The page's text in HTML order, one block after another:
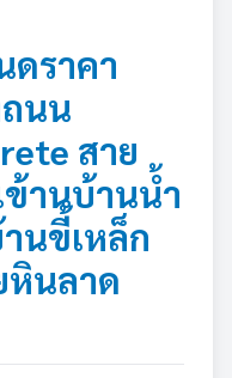
ดราคา
นน
สาย
ข้านบ้านน้ำ
นขี้เหล็ก
นลาด